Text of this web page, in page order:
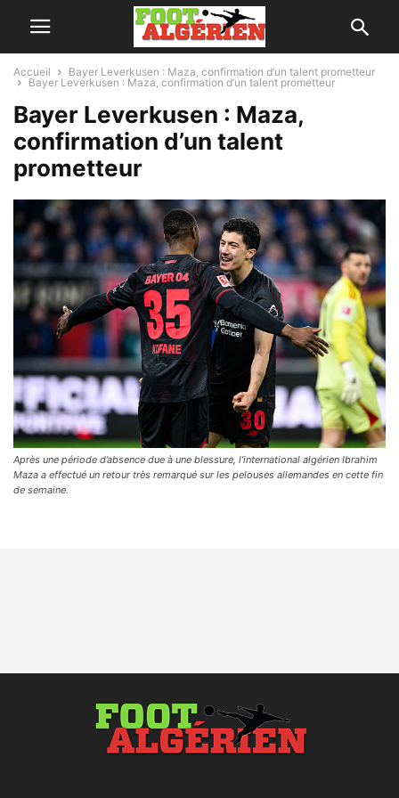
Accueil
Bayer Leverkusen : Maza, confirmation d’un talent prometteur
Bayer Leverkusen : Maza, confirmation d’un talent prometteur
Bayer Leverkusen : Maza,
confirmation d’un talent
prometteur
Après une période d’absence due à une blessure, l’international algérien Ibrahim
Maza a effectué un retour très remarqué sur les pelouses allemandes en cette fin
de semaine.